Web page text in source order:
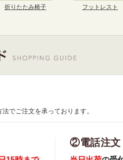
折りたたみ椅子 フットレスト
でご注文を承っております。
②電話注文